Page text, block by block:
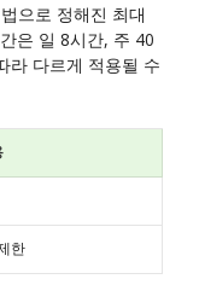
으로 정해진 최대
은 일 8시간, 주 40
라 다르게 적용될 수
한